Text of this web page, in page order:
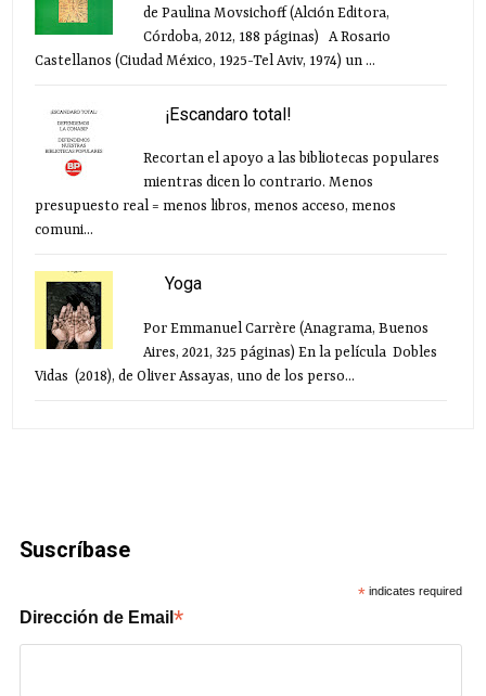
de Paulina Movsichoff (Alción Editora,
Córdoba, 2012, 188 páginas) A Rosario
Castellanos (Ciudad México, 1925-Tel Aviv, 1974) un ...
¡Escandaro total!
Recortan el apoyo a las bibliotecas populares
mientras dicen lo contrario. Menos
presupuesto real = menos libros, menos acceso, menos
comuni...
Yoga
Por Emmanuel Carrère (Anagrama, Buenos
Aires, 2021, 325 páginas) En la película Dobles
Vidas (2018), de Oliver Assayas, uno de los perso...
Suscríbase
* indicates required
Dirección de Email*